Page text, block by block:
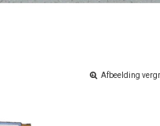
Afbeelding